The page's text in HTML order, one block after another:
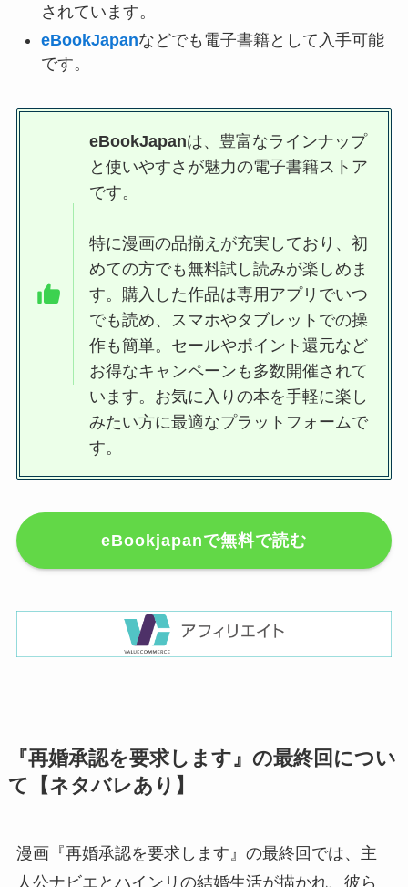
されています。
eBookJapanなどでも電子書籍として入手可能
です。
eBookJapanは、豊富なラインナップ
と使いやすさが魅力の電子書籍ストア
です。
特に漫画の品揃えが充実しており、初
めての方でも無料試し読みが楽しめま
す。購入した作品は専用アプリでいつ
でも読め、スマホやタブレットでの操
作も簡単。セールやポイント還元など
お得なキャンペーンも多数開催されて
います。お気に入りの本を手軽に楽し
みたい方に最適なプラットフォームで
す。
eBookjapanで無料で読む
『再婚承認を要求します』の最終回につい
て 【ネタバレあり】
漫画『再婚承認を要求します』の最終回では、主
人公ナビエとハインリの結婚生活が描かれ、彼ら